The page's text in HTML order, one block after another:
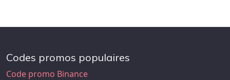
Codes promos populaires
Code promo Binance